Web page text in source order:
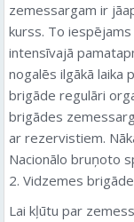
zemessargam ir
kurss. To
intensīvajā
nogalēs ilgākā laika
brigāde regulāri
brigādes
ar rezervistiem.
Nacionālo bruņoto
2. Vidzemes
Lai kļūtu par